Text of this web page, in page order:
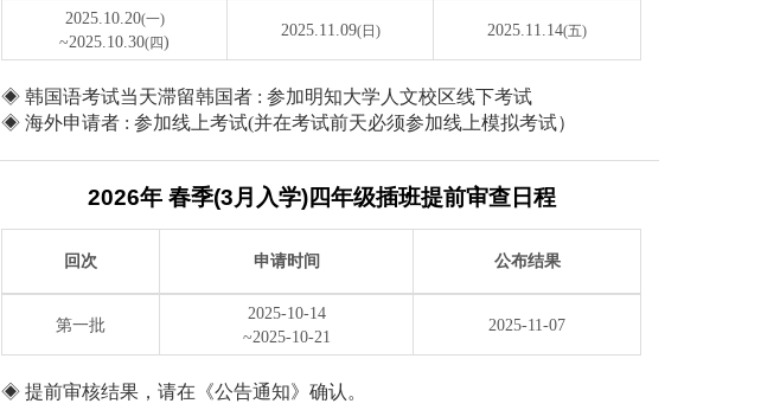
2025.10.20(一)
~2025.10.30(四)
2025.11.09(日) 2025.11.14(五)
◈ 韩国语考试当天滞留韩国者 : 参加明知大学人文校区线下考试
◈ 海外申请者 : 参加线上考试(并在考试前天必须参加线上模拟考试）
2026年 春季(3月入学)四年级插班提前审查日程
回次 申请时间 公布结果
第一批
2025-10-14
~2025-10-21
2025-11-07
◈ 提前审核结果，请在《公告通知》确认。